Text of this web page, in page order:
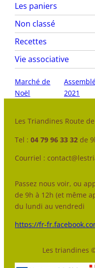
Les paniers
Non classé
Recettes
Vie associative
Marché de
Noël
2021
Les Triandines Route
Tel :04 79 96 33 32 de
Courriel :
Passez nous voir, ou
de 9h à 12h (et même
du lundi au vendredi
https://fr-
Les triandines